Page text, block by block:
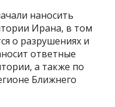
наносить
Ирана, в том
о разрушениях и
ответные
а также по
Ближнего